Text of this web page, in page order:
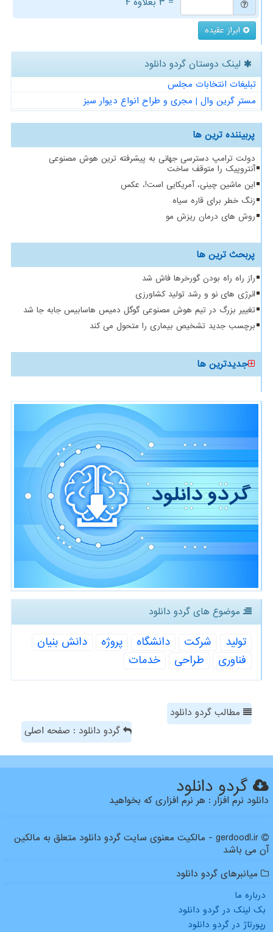
ابراز عقیده
لینک دوستان گردو دانلود
تبلیغات انتخابات مجلس
مستر گرین وال | مجری و طراح انواع دیوار سبز
پربیننده ترین ها
دولت ترامپ دسترسی جهانی به پیشرفته ترین هوش مصنوعی
آنتروپیک را متوقف ساخت
این ماشین چینی، آمریکایی است!، عکس
زنگ خطر برای قاره سیاه
روش های درمان ریزش مو
پربحث ترین ها
راز راه راه بودن گورخرها فاش شد
انرژی های نو و رشد تولید کشاورزی
تغییر بزرگ در تیم هوش مصنوعی گوگل دمیس هاسابیس جابه جا شد
برچسب جدید تشخیص بیماری را متحول می کند
جدیدترین ها
موضوع های گردو دانلود
تولید شركت دانشگاه پروژه
دانش بنیان
فناوری
طراحی خدمات
مطالب گردو دانلود
گردو دانلود : صفحه اصلی
گردو دانلود
دانلود نرم افزار : هر نرم افزاری که بخواهید
gerdoodl.ir - مالکیت معنوی سایت گردو دانلود متعلق به مالکین
آن می باشد
میانبرهای گردو دانلود
درباره ما
بک لینک در گردو دانلود
رپورتاژ در گردو دانلود